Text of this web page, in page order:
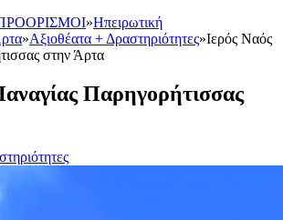
»Ηπειρωτική
»Αξιοθέατα + Δραστηριότητες»Ιερός Ναός
στην Άρτα
Παρηγορήτισσας